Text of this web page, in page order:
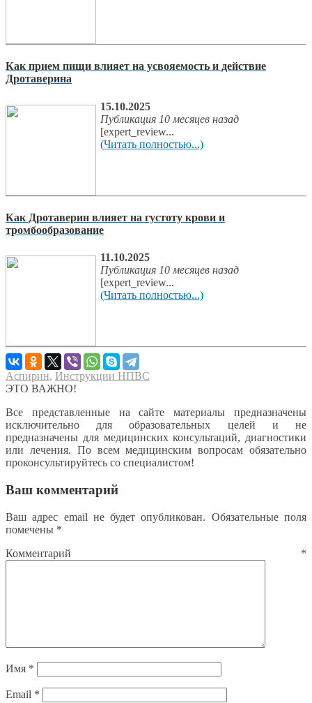
Как прием пищи влияет на усвояемость и действие
Дротаверина
15.10.2025
Публикация 10 месяцев назад
[expert_review...
(Читать полностью...)
Как Дротаверин влияет на густоту крови и
тромбообразование
11.10.2025
Публикация 10 месяцев назад
[expert_review...
(Читать полностью...)
Аспирин, Инструкции НПВС
ЭТО ВАЖНО!
Все представленные на сайте материалы предназначены
исключительно для образовательных целей и не
предназначены для медицинских консультаций, диагностики
или лечения. По всем медицинским вопросам обязательно
проконсультируйтесь со специалистом!
Ваш комментарий
Ваш адрес email не будет опубликован. Обязательные поля
помечены *
Комментарий *
Имя *
Email *